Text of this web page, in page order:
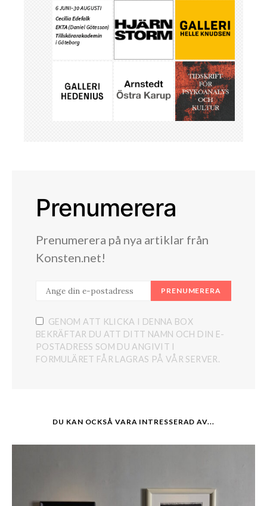
Prenumerera
Prenumerera på nya artiklar från
Konsten.net!
PRENUMERERA
GENOM ATT KLICKA I DENNA BOX
BEKRÄFTAR DU ATT DITT NAMN OCH DIN E-
POSTADRESS SOM DU ANGIVIT I
FORMULÄRET FÅR LAGRAS PÅ VÅR SERVER.
DU KAN OCKSÅ VARA INTRESSERAD AV...